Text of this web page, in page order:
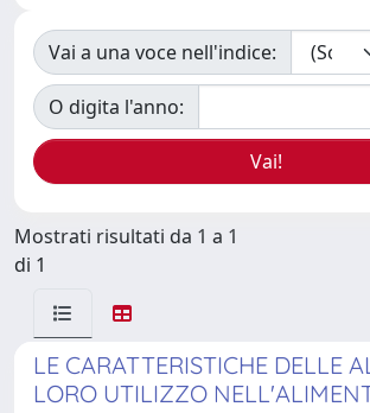
Vai a una voce nell'indice:
O digita l'anno:
Mostrati risultati da 1 a 1
di 1
LE CARATTERISTICHE DELLE
LORO UTILIZZO